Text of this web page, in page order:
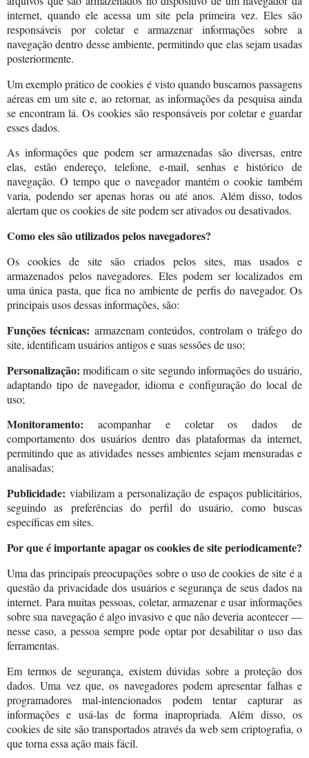
internet, quando ele acessa um site pela primeira vez. Eles são
responsáveis por coletar e armazenar informações sobre a
navegação dentro desse ambiente, permitindo que elas sejam usadas
posteriormente.
Um exemplo prático de cookies é visto quando buscamos passagens
aéreas em um site e, ao retornar, as informações da pesquisa ainda
se encontram lá. Os cookies são responsáveis por coletar e guardar
esses dados.
As informações que podem ser armazenadas são diversas, entre
elas, estão endereço, telefone, e-mail, senhas e histórico de
navegação. O tempo que o navegador mantém o cookie também
varia, podendo ser apenas horas ou até anos. Além disso, todos
alertam que os cookies de site podem ser ativados ou desativados.
Como eles são utilizados pelos navegadores?
Os cookies de site são criados pelos sites, mas usados e
armazenados pelos navegadores. Eles podem ser localizados em
uma única pasta, que fica no ambiente de perfis do navegador. Os
principais usos dessas informações, são:
Funções técnicas: armazenam conteúdos, controlam o tráfego do
site, identificam usuários antigos e suas sessões de uso;
Personalização: modificam o site segundo informações do usuário,
adaptando tipo de navegador, idioma e configuração do local de
uso;
Monitoramento: acompanhar e coletar os dados de
comportamento dos usuários dentro das plataformas da internet,
permitindo que as atividades nesses ambientes sejam mensuradas e
analisadas;
Publicidade: viabilizam a personalização de espaços publicitários,
seguindo as preferências do perfil do usuário, como buscas
específicas em sites.
Por que é importante apagar os cookies de site periodicamente?
Uma das principais preocupações sobre o uso de cookies de site é a
questão da privacidade dos usuários e segurança de seus dados na
internet. Para muitas pessoas, coletar, armazenar e usar informações
sobre sua navegação é algo invasivo e que não deveria acontecer —
nesse caso, a pessoa sempre pode optar por desabilitar o uso das
ferramentas.
Em termos de segurança, existem dúvidas sobre a proteção dos
dados. Uma vez que, os navegadores podem apresentar falhas e
programadores mal-intencionados podem tentar capturar as
informações e usá-las de forma inapropriada. Além disso, os
cookies de site são transportados através da web sem criptografia, o
que torna essa ação mais fácil.